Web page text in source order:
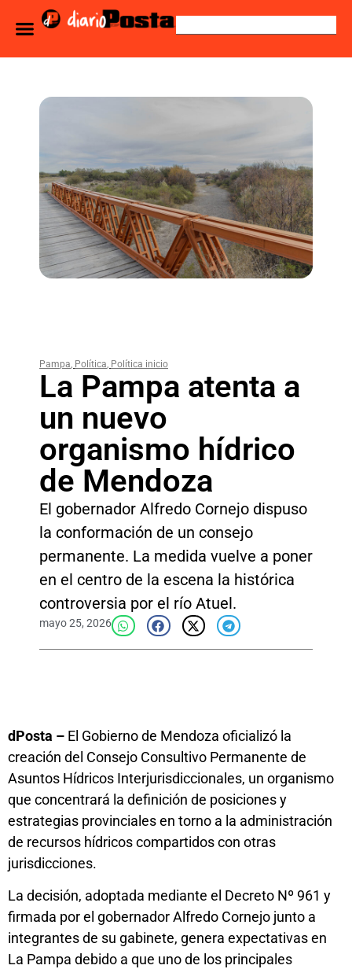
Pampa, Política, Política inicio
La Pampa atenta a
un nuevo
organismo hídrico
de Mendoza
El gobernador Alfredo Cornejo dispuso
la conformación de un consejo
permanente. La medida vuelve a poner
en el centro de la escena la histórica
controversia por el río Atuel.
mayo 25, 2026
dPosta – El Gobierno de Mendoza oficializó la
creación del Consejo Consultivo Permanente de
Asuntos Hídricos Interjurisdiccionales, un organismo
que concentrará la definición de posiciones y
estrategias provinciales en torno a la administración
de recursos hídricos compartidos con otras
jurisdicciones.
La decisión, adoptada mediante el Decreto Nº 961 y
firmada por el gobernador Alfredo Cornejo junto a
integrantes de su gabinete, genera expectativas en
La Pampa debido a que uno de los principales